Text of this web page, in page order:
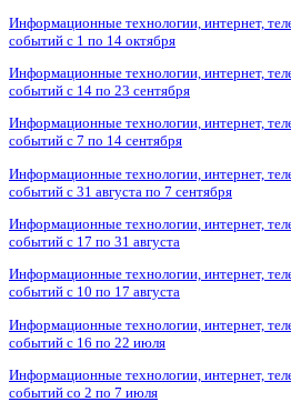
Информационные технологии, интернет,
событий с 1 по 14 октября
Информационные технологии, интернет,
событий с 14 по 23 сентября
Информационные технологии, интернет,
событий с 7 по 14 сентября
Информационные технологии, интернет,
событий с 31 августа по 7 сентября
Информационные технологии, интернет,
событий с 17 по 31 августа
Информационные технологии, интернет,
событий с 10 по 17 августа
Информационные технологии, интернет,
событий с 16 по 22 июля
Информационные технологии, интернет,
событий со 2 по 7 июля